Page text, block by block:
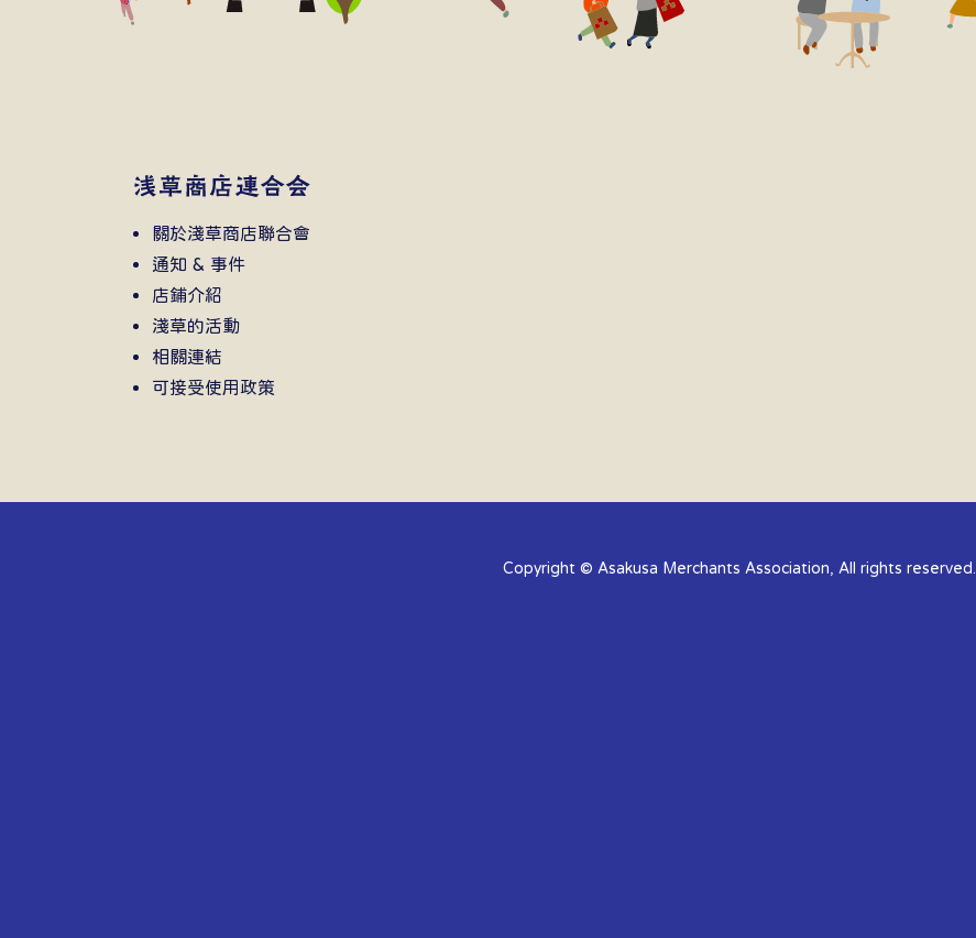
關於淺草商店聯合會
通知 & 事件
店鋪介紹
淺草的活動
相關連結
可接受使用政策
Copyright © Asakusa Merchants Association, All rights reserved.